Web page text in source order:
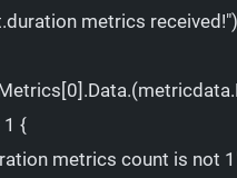
metrics received!")
(
1 {
metrics count is not